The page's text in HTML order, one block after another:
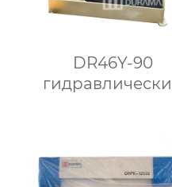
DR46Y-90